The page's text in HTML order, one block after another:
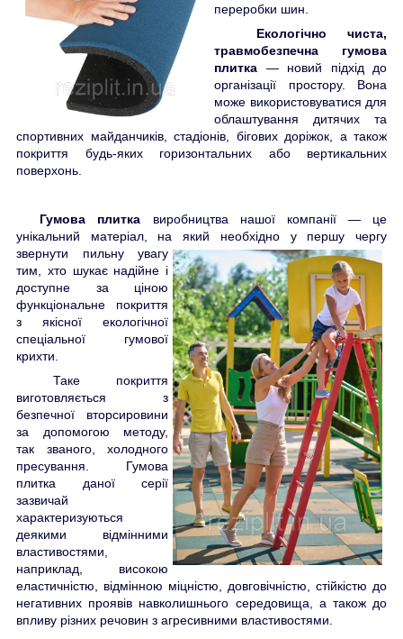
переробки шин.
Екологічно чиста,
травмобезпечна гумова
плитка — новий підхід до
організації простору. Вона
може використовуватися для
облаштування дитячих та
спортивних майданчиків, стадіонів, бігових доріжок, а також
покриття будь-яких горизонтальних або вертикальних
поверхонь.
Гумова плитка виробництва нашої компанії — це
унікальний матеріал, на який необхідно у першу чергу
звернути пильну увагу
тим, хто шукає надійне і
доступне за ціною
функціональне покриття
з якісної екологічної
спеціальної гумової
крихти.
Таке покриття
виготовляється з
безпечної вторсировини
за допомогою методу,
так званого, холодного
пресування. Гумова
плитка даної серії
зазвичай
характеризуються
деякими відмінними
властивостями,
наприклад, високою
еластичністю, відмінною міцністю, довговічністю, стійкістю до
негативних проявів навколишнього середовища, а також до
впливу різних речовин з агресивними властивостями.